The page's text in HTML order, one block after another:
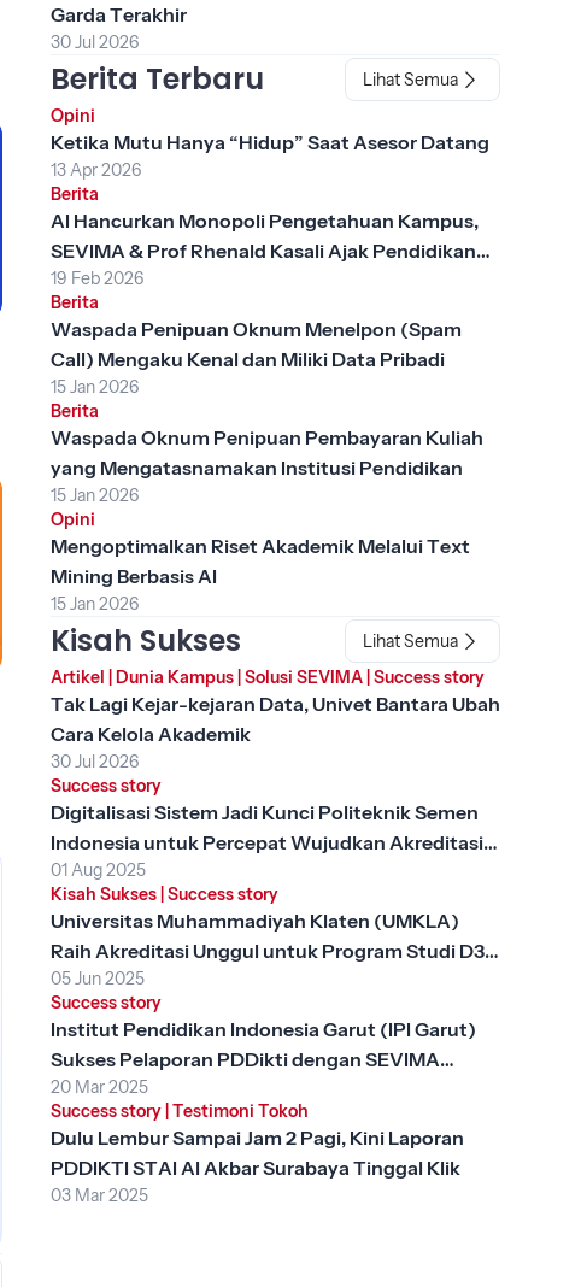
Garda Terakhir
30 Jul 2026
Berita Terbaru
Lihat Semua
Opini
Ketika Mutu Hanya “Hidup” Saat Asesor Datang
13 Apr 2026
Berita
AI Hancurkan Monopoli Pengetahuan Kampus,
SEVIMA & Prof Rhenald Kasali Ajak Pendidikan
Tinggi Berubah
19 Feb 2026
Berita
Waspada Penipuan Oknum Menelpon (Spam
Call) Mengaku Kenal dan Miliki Data Pribadi
15 Jan 2026
Berita
Waspada Oknum Penipuan Pembayaran Kuliah
yang Mengatasnamakan Institusi Pendidikan
15 Jan 2026
Opini
Mengoptimalkan Riset Akademik Melalui Text
Mining Berbasis AI
15 Jan 2026
Kisah Sukses
Lihat Semua
Artikel Dunia Kampus| Solusi SEVIMA| Success story
Tak Lagi Kejar-kejaran Data, Univet Bantara Ubah
Cara Kelola Akademik
30 Jul 2026
Success story
Digitalisasi Sistem Jadi Kunci Politeknik Semen
Indonesia untuk Percepat Wujudkan Akreditasi
Unggul
01 Aug 2025
Kisah Sukses| Success story
Universitas Muhammadiyah Klaten (UMKLA)
Raih Akreditasi Unggul untuk Program Studi D3
Keperawatan dengan SEVIMA Platform
05 Jun 2025
Success story
Institut Pendidikan Indonesia Garut (IPI Garut)
Sukses Pelaporan PDDikti dengan SEVIMA
Platform
20 Mar 2025
Success story| Testimoni Tokoh
Dulu Lembur Sampai Jam 2 Pagi, Kini Laporan
PDDIKTI STAI Al Akbar Surabaya Tinggal Klik
03 Mar 2025